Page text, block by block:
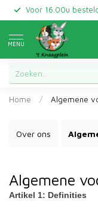
Voor 16.00u
MENU
Home / Algemene
Over ons
Algemene
Artikel 1: Definities